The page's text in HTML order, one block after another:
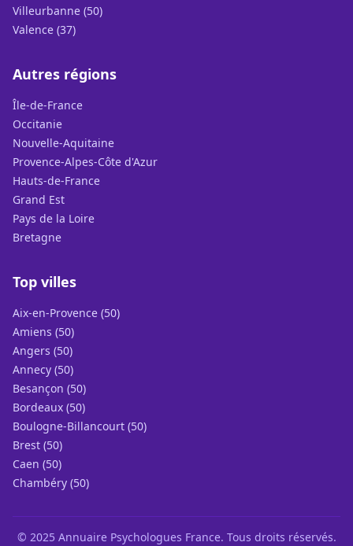
Villeurbanne (50)
Valence (37)
Autres régions
Île-de-France
Occitanie
Nouvelle-Aquitaine
Provence-Alpes-Côte d'Azur
Hauts-de-France
Grand Est
Pays de la Loire
Bretagne
Top villes
Aix-en-Provence (50)
Amiens (50)
Angers (50)
Annecy (50)
Besançon (50)
Bordeaux (50)
Boulogne-Billancourt (50)
Brest (50)
Caen (50)
Chambéry (50)
© 2025 Annuaire Psychologues France. Tous droits réservés.